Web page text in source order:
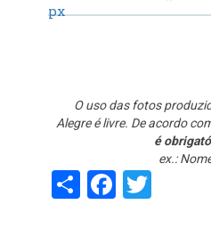
px
O uso das fotos
Alegre é livre. De acordo
é
ex.:
Share